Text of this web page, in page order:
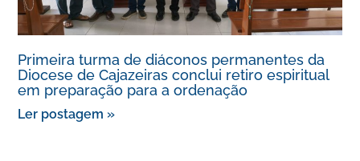
Primeira turma de diáconos permanentes da
Diocese de Cajazeiras conclui retiro espiritual
em preparação para a ordenação
Ler postagem »